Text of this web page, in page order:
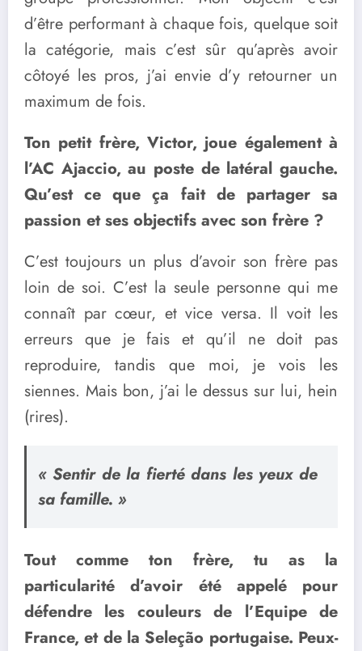
d’être performant à chaque fois, quelque soit
la catégorie, mais c’est sûr qu’après avoir
côtoyé les pros, j’ai envie d’y retourner un
maximum de fois.
Ton petit frère, Victor, joue également à
l’AC Ajaccio, au poste de latéral gauche.
Qu’est ce que ça fait de partager sa
passion et ses objectifs avec son frère ?
C’est toujours un plus d’avoir son frère pas
loin de soi. C’est la seule personne qui me
connaît par cœur, et vice versa. Il voit les
erreurs que je fais et qu’il ne doit pas
reproduire, tandis que moi, je vois les
siennes. Mais bon, j’ai le dessus sur lui, hein
(rires).
« Sentir de la fierté dans les yeux de
sa famille. »
Tout comme ton frère, tu as la
particularité d’avoir été appelé pour
défendre les couleurs de l’Equipe de
France, et de la Seleção portugaise. Peux-